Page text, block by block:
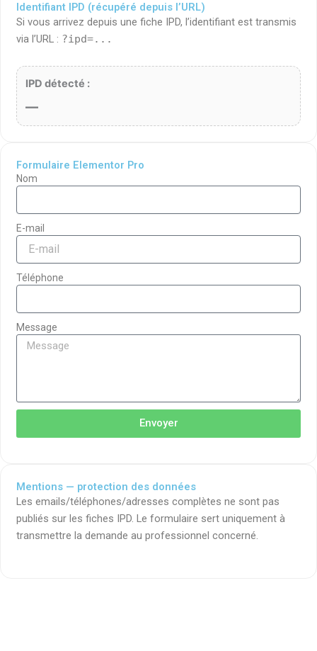
Identifiant IPD (récupéré depuis l’URL)
Si vous arrivez depuis une fiche IPD, l’identifiant est transmis
via l’URL : ?ipd=...
IPD détecté :
—
Formulaire Elementor Pro
Nom
E-mail
Téléphone
Message
Envoyer
Mentions — protection des données
Les emails/téléphones/adresses complètes ne sont pas
publiés sur les fiches IPD. Le formulaire sert uniquement à
transmettre la demande au professionnel concerné.